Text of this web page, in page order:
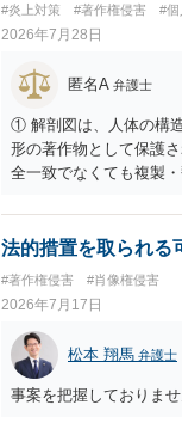
制作したイラストやバ
に沿って配置した部分
一部に創作性が認めら
掲載する権限まで当然
用規約等に実績掲載へ
イトへリンクしたりす
の無断掲載と同様、掲
本人も掲載を拒否して
わけではありません。
供素材及びこれを含む
す。すでに掲載された
#炎上対策 #著作権侵害 #個
2026年7月28日
匿名A 弁護士
① 解剖図は、人体の構
形の著作物として保護
全一致でなくても複製
の説明に必要な従たる
が必要です。勉強ノー
うえで、ご自身の表現
ース・模写した部分は
法が考えられます。ま
う方法もあります。ト
法的措置を取られる
#著作権侵害 #肖像権侵害
2026年7月17日
松本 翔馬 弁護士
事案を把握しておりま